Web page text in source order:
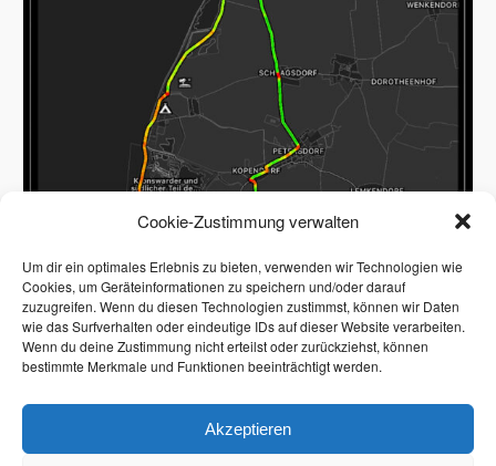
Cookie-Zustimmung verwalten
Um dir ein optimales Erlebnis zu bieten, verwenden wir Technologien wie
Cookies, um Geräteinformationen zu speichern und/oder darauf
zuzugreifen. Wenn du diesen Technologien zustimmst, können wir Daten
wie das Surfverhalten oder eindeutige IDs auf dieser Website verarbeiten.
Wenn du deine Zustimmung nicht erteilst oder zurückziehst, können
bestimmte Merkmale und Funktionen beeinträchtigt werden.
Akzeptieren